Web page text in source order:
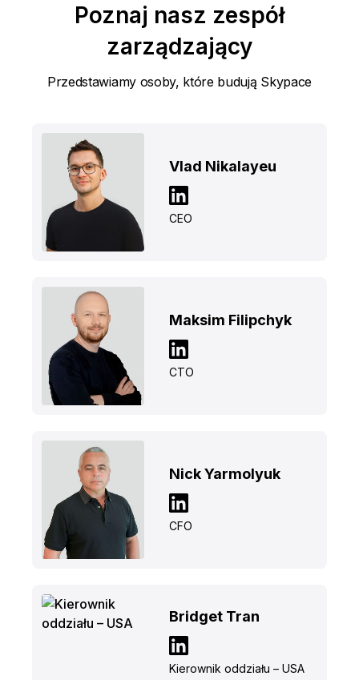
Poznaj nasz zespół
zarządzający
Przedstawiamy osoby, które budują Skypace
Vlad Nikalayeu
CEO
Maksim Filipchyk
CTO
Nick Yarmolyuk
CFO
Bridget Tran
Kierownik oddziału – USA